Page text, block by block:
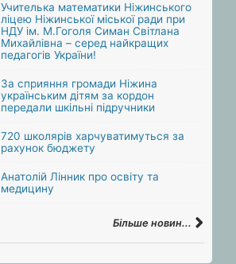
Учителька математики Ніжинського
ліцею Ніжинської міської ради при
НДУ ім. М.Гоголя Симан Світлана
Михайлівна – серед найкращих
педагогів України!
За сприяння громади Ніжина
українським дітям за кордон
передали шкільні підручники
720 школярів харчуватимуться за
рахунок бюджету
Анатолій Лінник про освіту та
медицину
Більше новин...